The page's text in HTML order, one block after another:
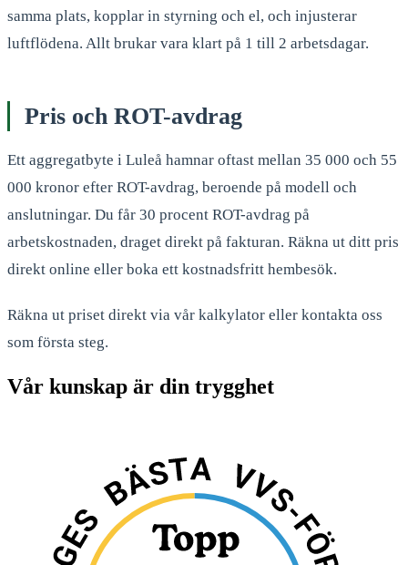
samma plats, kopplar in styrning och el, och injusterar
luftflödena. Allt brukar vara klart på 1 till 2 arbetsdagar.
Pris och ROT-avdrag
Ett aggregatbyte i Luleå hamnar oftast mellan 35 000 och 55
000 kronor efter ROT-avdrag, beroende på modell och
anslutningar. Du får 30 procent ROT-avdrag på
arbetskostnaden, draget direkt på fakturan. Räkna ut ditt pris
direkt online eller boka ett kostnadsfritt hembesök.
Räkna ut priset direkt via vår kalkylator eller kontakta oss
som första steg.
Vår kunskap är din trygghet